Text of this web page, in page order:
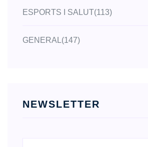
ESPORTS I SALUT(113)
GENERAL(147)
NEWSLETTER